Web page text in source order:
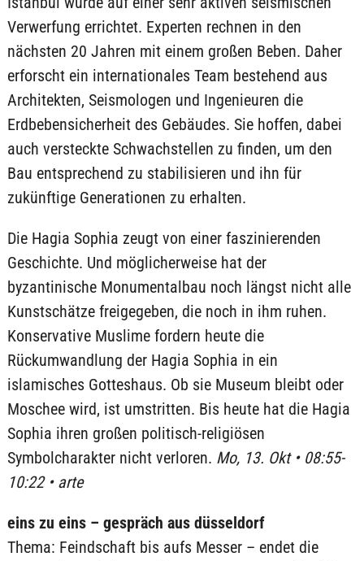
Verwerfung errichtet. Experten rechnen in den
nächsten 20 Jahren mit einem großen Beben. Daher
erforscht ein internationales Team bestehend aus
Architekten, Seismologen und Ingenieuren die
Erdbebensicherheit des Gebäudes. Sie hoffen, dabei
auch versteckte Schwachstellen zu finden, um den
Bau entsprechend zu stabilisieren und ihn für
zukünftige Generationen zu erhalten.
Die Hagia Sophia zeugt von einer faszinierenden
Geschichte. Und möglicherweise hat der
byzantinische Monumentalbau noch längst nicht alle
Kunstschätze freigegeben, die noch in ihm ruhen.
Konservative Muslime fordern heute die
Rückumwandlung der Hagia Sophia in ein
islamisches Gotteshaus. Ob sie Museum bleibt oder
Moschee wird, ist umstritten. Bis heute hat die Hagia
Sophia ihren großen politisch-religiösen
Symbolcharakter nicht verloren. Mo, 13. Okt • 08:55-
10:22 • arte
eins zu eins – gespräch aus düsseldorf
Thema: Feindschaft bis aufs Messer – endet die